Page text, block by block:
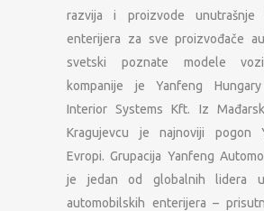
razvija i proizvode unutrašnje
enterijera za sve proizvođače
svetski poznate modele
kompanije je Yanfeng
Interior Systems Kft. Iz
Kragujevcu je najnoviji pogon
Evropi. Grupacija Yanfeng
je jedan od globalnih lidera u
automobilskih enterijera –